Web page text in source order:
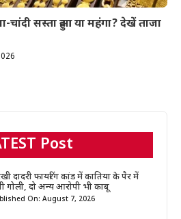
सस्ता हुआ या महंगा? देखें ताजा
Post
दादरी फायरिंग कांड में कातिया के पैर में
गोली, दो अन्य आरोपी भी काबू
On: August 7, 2026